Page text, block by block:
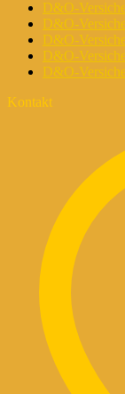
D&O-
D&O-
D&O-
D&O-
D&O-
Kontakt